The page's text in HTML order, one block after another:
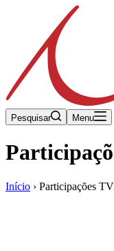
Pesquisar Menu
Início › Participações